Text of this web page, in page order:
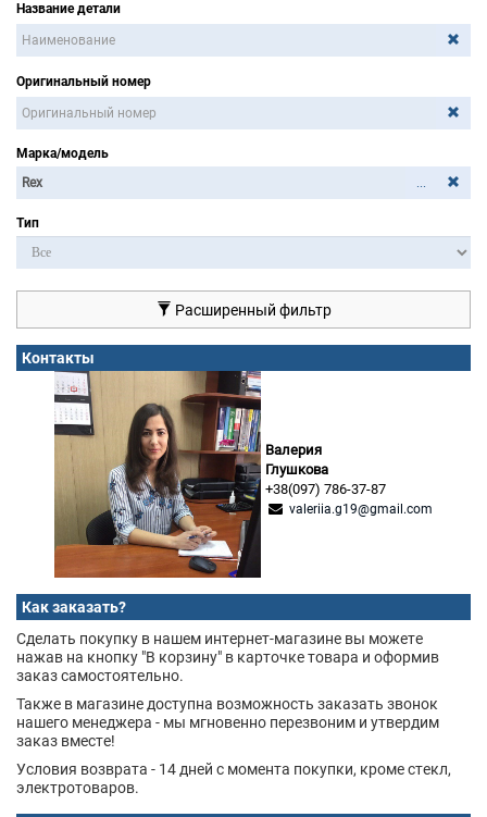
Название детали
Оригинальный номер
Марка/модель
...
Тип
Расширенный фильтр
Контакты
Валерия
Глушкова
+38(097) 786-37-87
valeriia.g19@gmail.com
Как заказать?
Сделать покупку в нашем интернет-магазине вы можете
нажав на кнопку "В корзину" в карточке товара и оформив
заказ самостоятельно.
Также в магазине доступна возможность заказать звонок
нашего менеджера - мы мгновенно перезвоним и утвердим
заказ вместе!
Условия возврата - 14 дней с момента покупки, кроме стекл,
электротоваров.